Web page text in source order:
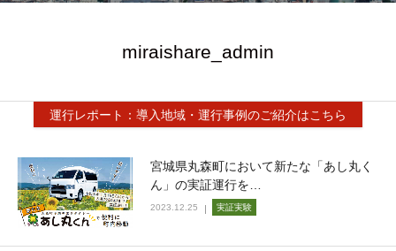
miraishare_admin
運行レポート：導入地域・運行事例のご紹介はこちら
宮城県丸森町において新たな「あし丸く
ん」の実証運行を…
2023.12.25 実証実験